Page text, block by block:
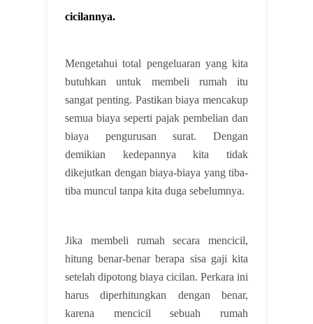
cicilannya.
Mengetahui total pengeluaran yang kita
butuhkan untuk membeli rumah itu
sangat penting. Pastikan biaya mencakup
semua biaya seperti pajak pembelian dan
biaya pengurusan surat. Dengan
demikian kedepannya kita tidak
dikejutkan dengan biaya-biaya yang tiba-
tiba muncul tanpa kita duga sebelumnya.
Jika membeli rumah secara mencicil,
hitung benar-benar berapa sisa gaji kita
setelah dipotong biaya cicilan. Perkara ini
harus diperhitungkan dengan benar,
karena mencicil sebuah rumah